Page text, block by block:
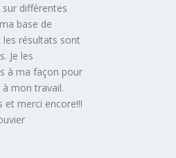
sur différentes
base de
les résultats sont
Je les
à ma façon pour
mon travail.
et merci encore!!!